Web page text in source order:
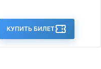
КУПИТЬ БИЛЕТ